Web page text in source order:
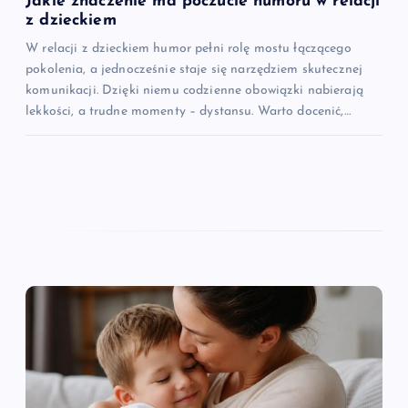
z dzieckiem
W relacji z dzieckiem humor pełni rolę mostu łączącego
pokolenia, a jednocześnie staje się narzędziem skutecznej
komunikacji. Dzięki niemu codzienne obowiązki nabierają
lekkości, a trudne momenty – dystansu. Warto docenić,…